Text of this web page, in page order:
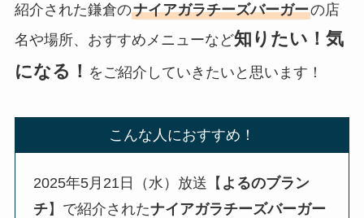
紹介された鎌倉のナイアガラチーズバーガーの店
名や場所、おすすめメニューなど知りたい！気
になる！ をご紹介していきたいと思います！
こんな人におすすめ！
2025年5月21日（水）放送【 よるのブラン
チ】で紹介されたナイアガラチーズバーガー